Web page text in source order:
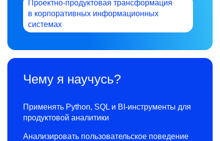
Проектно-продуктовая трансформация
в корпоративных информационных
системах
Чему я научусь?
Применять Python, SQL и BI-инструменты для
продуктовой аналитики
Анализировать пользовательское поведение